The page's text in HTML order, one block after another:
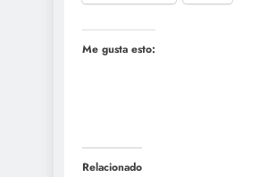
Me gusta esto:
Relacionado